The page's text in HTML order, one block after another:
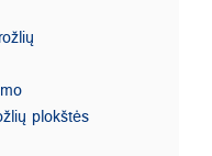
plokštės